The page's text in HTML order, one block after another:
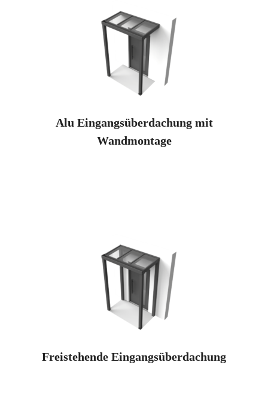
Alu Eingangsüberdachung mit
Wandmontage
Freistehende Eingangsüberdachung